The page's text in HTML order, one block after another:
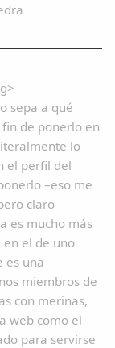
sepa a qué
de ponerlo en
lo
el perfil del
–eso me
claro
es mucho más
el de uno
es una
miembros de
con merinas,
web como el
para servirse